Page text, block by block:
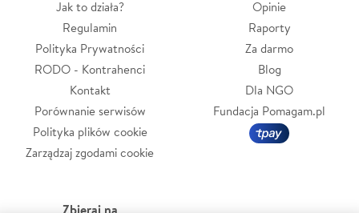
Jak to działa?
Regulamin
Polityka Prywatności
RODO - Kontrahenci
Kontakt
Porównanie serwisów
Polityka plików cookie
Zarządzaj zgodami cookie
Opinie
Raporty
Za darmo
Blog
Dla NGO
Fundacja Pomagam.pl